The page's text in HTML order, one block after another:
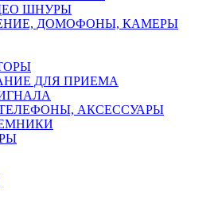
ШНУРЫ
ДОМОФОНЫ, КАМЕРЫ
ДЛЯ ПРИЕМА
АКСЕССУАРЫ